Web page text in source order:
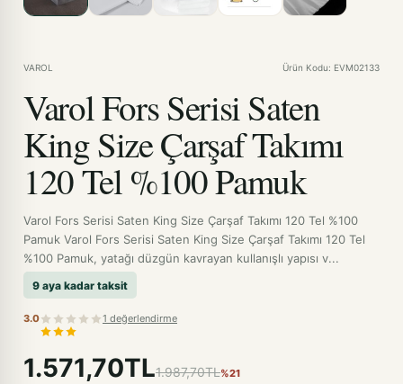
VAROL Ürün Kodu: EVM02133
Varol Fors Serisi Saten
King Size Çarşaf Takımı
120 Tel %100 Pamuk
Varol Fors Serisi Saten King Size Çarşaf Takımı 120 Tel %100
Pamuk Varol Fors Serisi Saten King Size Çarşaf Takımı 120 Tel
%100 Pamuk, yatağı düzgün kavrayan kullanışlı yapısı v...
9 aya kadar taksit
3.0 1 değerlendirme
1.571,70TL1.987,70TL%21